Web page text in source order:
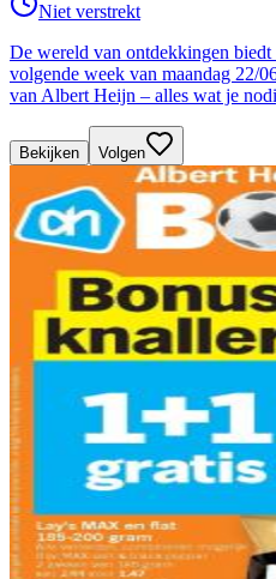
Niet verstrekt
De wereld van ontdekkingen
volgende week van maandag 22/
van Albert Heijn – alles wat je
Bekijken Volgen